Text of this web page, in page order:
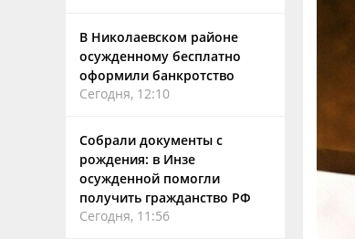
В Николаевском районе
осужденному бесплатно
оформили банкротство
Сегодня, 12:10
Собрали документы с
рождения: в Инзе
осужденной помогли
получить гражданство РФ
Сегодня, 11:56